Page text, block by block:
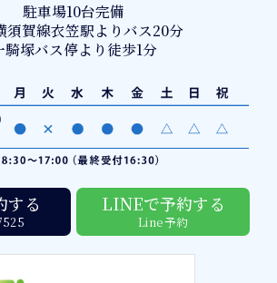
駐車場10台完備
須賀線衣笠駅よりバス20分
騎塚バス停より徒歩1分
する LINEで予約する
Line予約